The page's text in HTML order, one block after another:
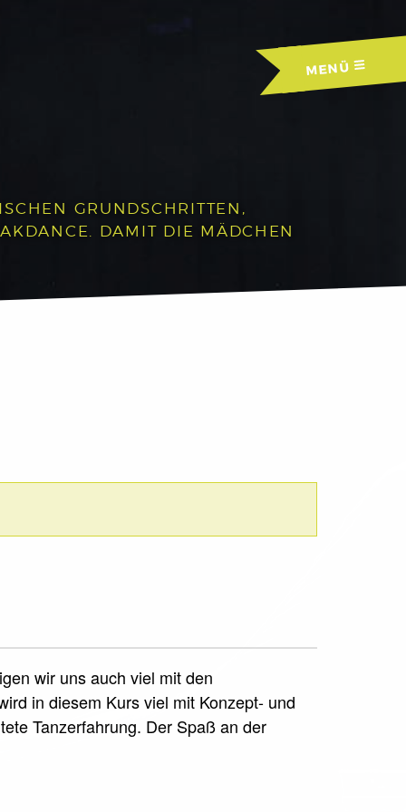
MENÜ
GRUNDSCHRITTEN,
DAMIT DIE MÄDCHEN
wir uns auch viel mit den
in diesem Kurs viel mit Konzept- und
Tanzerfahrung. Der Spaß an der